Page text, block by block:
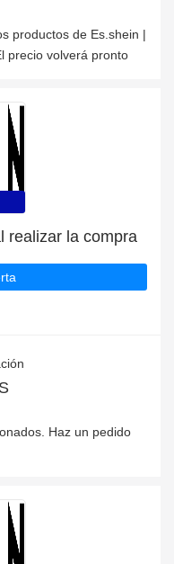
productos de Es.shein |
precio volverá pronto
realizar la compra
Haz un pedido